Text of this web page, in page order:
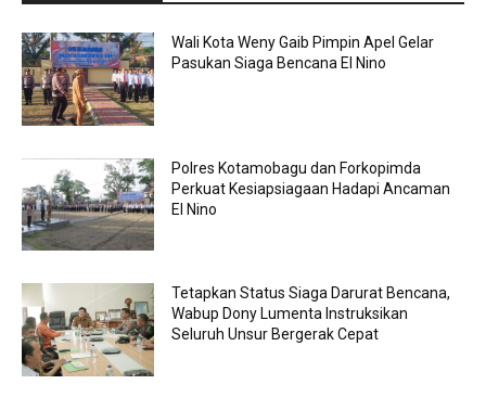
Wali Kota Weny Gaib Pimpin Apel Gelar
Pasukan Siaga Bencana El Nino
Polres Kotamobagu dan Forkopimda
Perkuat Kesiapsiagaan Hadapi Ancaman
El Nino
Tetapkan Status Siaga Darurat Bencana,
Wabup Dony Lumenta Instruksikan
Seluruh Unsur Bergerak Cepat